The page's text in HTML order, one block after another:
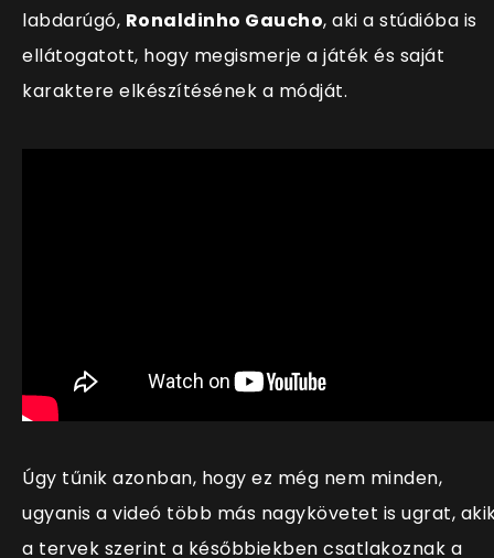
labdarúgó, Ronaldinho Gaucho, aki a stúdióba is
ellátogatott, hogy megismerje a játék és saját
karaktere elkészítésének a módját.
Úgy tűnik azonban, hogy ez még nem minden,
ugyanis a videó több más nagykövetet is ugrat,
a tervek szerint a későbbiekben csatlakoznak a